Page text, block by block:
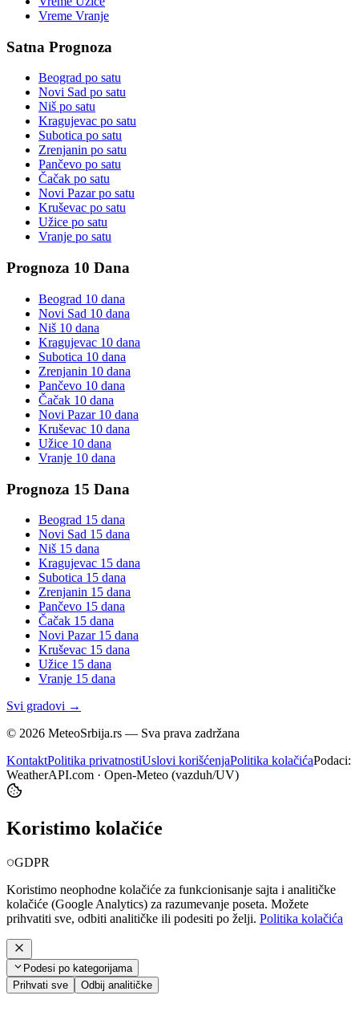
Vreme Vranje
Satna Prognoza
Beograd po satu
Novi Sad po satu
Niš po satu
Kragujevac po satu
Subotica po satu
Zrenjanin po satu
Pančevo po satu
Čačak po satu
Novi Pazarpo satu
Kruševac po satu
Užice po satu
Vranje po satu
Prognoza 10 Dana
Beograd 10 dana
Novi Sad 10 dana
Niš 10 dana
Kragujevac 10 dana
Subotica 10 dana
Zrenjanin 10 dana
Pančevo 10 dana
Čačak 10 dana
Novi Pazar10 dana
Kruševac 10 dana
Užice 10 dana
Vranje 10 dana
Prognoza 15 Dana
Beograd 15 dana
Novi Sad 15 dana
Niš 15 dana
Kragujevac 15 dana
Subotica 15 dana
Zrenjanin 15 dana
Pančevo 15 dana
Čačak 15 dana
Novi Pazar15 dana
Kruševac 15 dana
Užice 15 dana
Vranje 15 dana
Svi gradovi →
© 2026 MeteoSrbija.rs — Sva prava zadržana
KontaktPolitika privatnostiUslovi korišćenjaPolitika kolačićaPodaci:
WeatherAPI.com · Open-Meteo (vazduh/UV)
Koristimo kolačiće
GDPR
Koristimo neophodne kolačiće za funkcionisanje sajta i analitičke
kolačiće (Google Analytics) za razumevanje poseta. Možete
prihvatiti sve, odbiti analitičke ili podesiti po želji. Politika kolačića
Podesi po kategorijama
Prihvati sve
Odbij analitičke